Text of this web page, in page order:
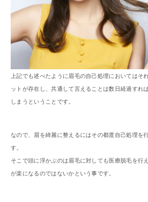
上記でも述べたように眉毛の自己処理においてはそ
ットが存在し、共通して言えることは数日経過すれ
しまうということです。
なので、眉を綺麗に整えるにはその都度自己処理を
す。
そこで頭に浮かぶのは眉毛に対しても医療脱毛を行
が楽になるのではないかという事です。